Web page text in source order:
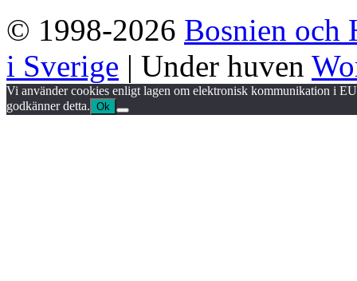
© 1998-2026 Bosnien och
i Sverige | Under huven
Vi använder cookies enligt lagen om elektronisk kommunikation i
godkänner detta. Ok